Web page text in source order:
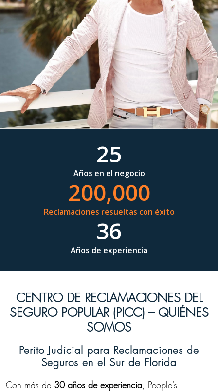
25
Años en el negocio
200,000
Reclamaciones resueltas con éxito
36
Años de experiencia
CENTRO DE RECLAMACIONES DEL
SEGURO POPULAR (PICC) – QUIÉNES
SOMOS
Perito Judicial para Reclamaciones de
Seguros en el Sur de Florida
Con más de 30 años de experiencia, People’s